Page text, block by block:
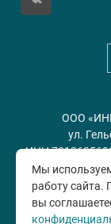
ООО
ул.
ИНН
Политика
Мы
работу сайта.
вы